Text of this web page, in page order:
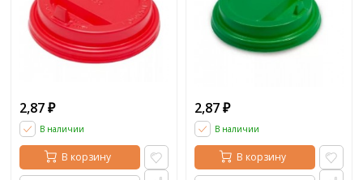
2,87 ₽
В наличии
В корзину
2,87 ₽
В наличии
В корзину